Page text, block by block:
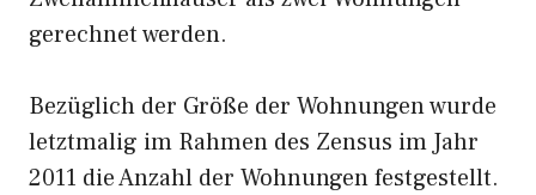
gerechnet werden.
Bezüglich der Größe der Wohnungen wurde
letztmalig im Rahmen des Zensus im Jahr
2011 die Anzahl der Wohnungen festgestellt.